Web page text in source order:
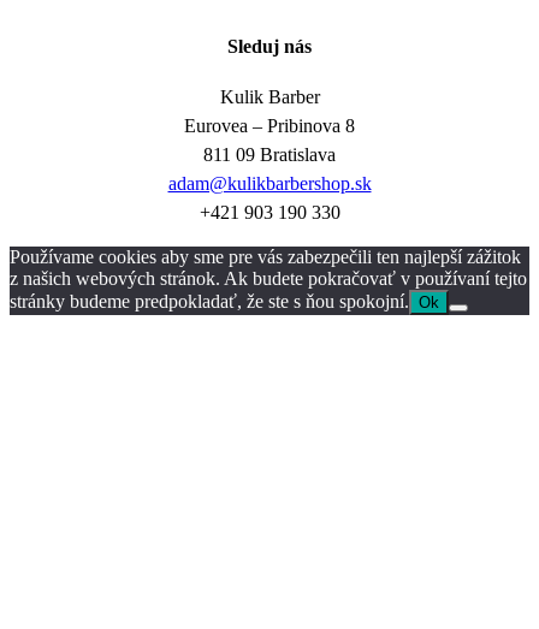
Sleduj nás
Kulik Barber
Eurovea – Pribinova 8
811 09 Bratislava
adam@kulikbarbershop.sk
+421 903 190 330
Používame cookies aby sme pre vás zabezpečili ten najlepší zážitok
z našich webových stránok. Ak budete pokračovať v používaní tejto
stránky budeme predpokladať, že ste s ňou spokojní. Ok